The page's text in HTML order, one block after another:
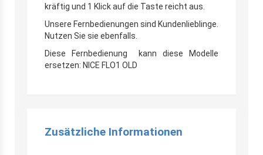
kräftig und 1 Klick auf die Taste reicht aus.
Unsere Fernbedienungen sind Kundenlieblinge.
Nutzen Sie sie ebenfalls.
Diese Fernbedienung kann diese Modelle
ersetzen: NICE FLO1 OLD
Zusätzliche Informationen